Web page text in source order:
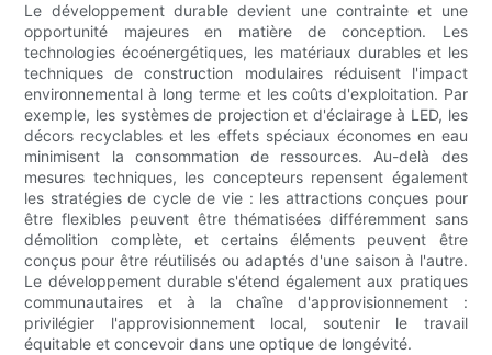
Le développement durable devient une contrainte et une
opportunité majeures en matière de conception. Les
technologies écoénergétiques, les matériaux durables et les
techniques de construction modulaires réduisent l'impact
environnemental à long terme et les coûts d'exploitation. Par
exemple, les systèmes de projection et d'éclairage à LED, les
décors recyclables et les effets spéciaux économes en eau
minimisent la consommation de ressources. Au-delà des
mesures techniques, les concepteurs repensent également
les stratégies de cycle de vie : les attractions conçues pour
être flexibles peuvent être thématisées différemment sans
démolition complète, et certains éléments peuvent être
conçus pour être réutilisés ou adaptés d'une saison à l'autre.
Le développement durable s'étend également aux pratiques
communautaires et à la chaîne d'approvisionnement :
privilégier l'approvisionnement local, soutenir le travail
équitable et concevoir dans une optique de longévité.